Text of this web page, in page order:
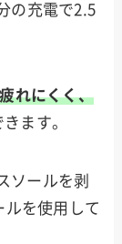
の充電で2.5
れにくく、
ます。
ソールを剥
ルを使用して